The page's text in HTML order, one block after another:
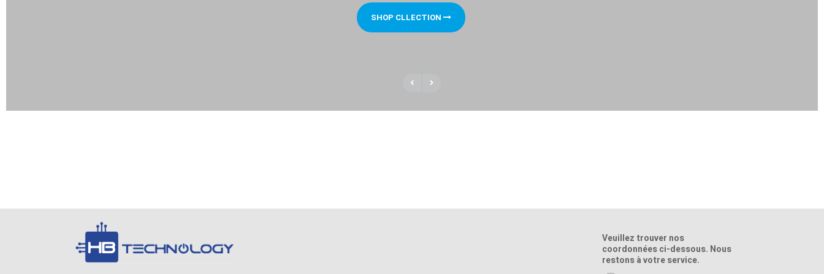
SHOP CLLECTION
Veuillez trouver nos
coordonnées ci-dessous. Nous
restons à votre service.